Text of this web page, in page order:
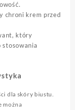
chroni krem przed
który
stosowania
dla skóry biustu.
można